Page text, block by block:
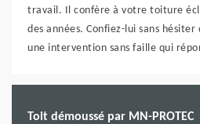
travail. Il confère à votre toiture
des années. Confiez-lui sans
une intervention sans faille qui
Toit démoussé par MN-PROTEC